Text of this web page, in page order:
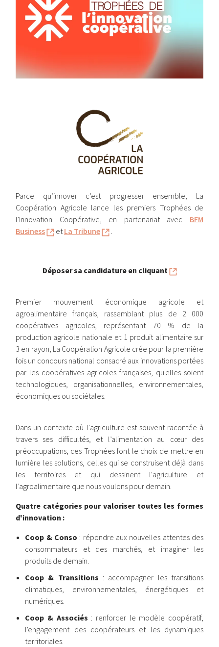
Parce qu’innover c’est progresser ensemble, La
Coopération Agricole lance les premiers Trophées de
l'Innovation Coopérative, en partenariat avec BFM
Business
etLa Tribune .
Déposer sa candidature en cliquant
Premier mouvement économique agricole et
agroalimentaire français, rassemblant plus de 2 000
coopératives agricoles, représentant 70 % de la
production agricole nationale et 1 produit alimentaire sur
3 en rayon, La Coopération Agricole crée pour la première
fois un concours national consacré aux innovations portées
par les coopératives agricoles françaises, qu'elles soient
technologiques, organisationnelles, environnementales,
économiques ou sociétales.
Dans un contexte où l'agriculture est souvent racontée à
travers ses difficultés, et l’alimentation au cœur des
préoccupations, ces Trophées font le choix de mettre en
lumière les solutions, celles qui se construisent déjà dans
les territoires et qui dessinent l'agriculture et
l’agroalimentaire que nous voulons pour demain.
Quatre catégories pour valoriser toutes les formes
d'innovation :
Coop & Conso : répondre aux nouvelles attentes des
consommateurs et des marchés, et imaginer les
produits de demain.
Coop & Transitions : accompagner les transitions
climatiques, environnementales, énergétiques et
numériques.
Coop & Associés : renforcer le modèle coopératif,
l'engagement des coopérateurs et les dynamiques
territoriales.